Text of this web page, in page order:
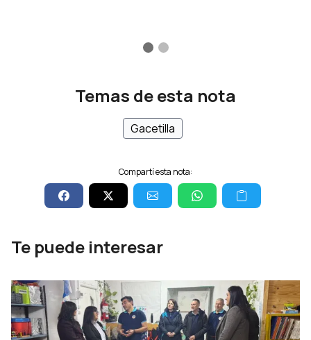
Temas de esta nota
Gacetilla
Compartí esta nota:
Te puede interesar